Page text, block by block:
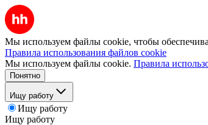
Мы используем файлы cookie, чтобы
Правила использования файлов cookie
Мы используем файлы cookie. Правила
Понятно
Ищу работу
Ищу работу
Ищу работу